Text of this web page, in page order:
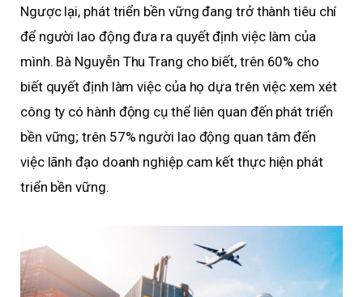
Ngược lại, phát triển bền vững đang trở thành tiêu chí
để người lao động đưa ra quyết định việc làm của
mình. Bà Nguyễn Thu Trang cho biết, trên 60% cho
biết quyết định làm việc của họ dựa trên việc xem xét
công ty có hành động cụ thể liên quan đến phát triển
bền vững; trên 57% người lao động quan tâm đến
việc lãnh đạo doanh nghiệp cam kết thực hiện phát
triển bền vững.